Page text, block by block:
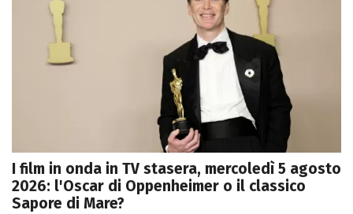
I film in onda in TV stasera, mercoledì 5 agosto
2026: l'Oscar di Oppenheimer o il classico
Sapore di Mare?